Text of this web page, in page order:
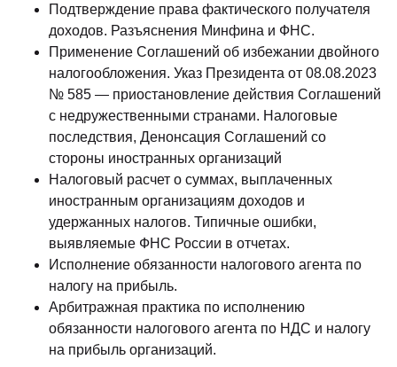
Подтверждение права фактического получателя
доходов. Разъяснения Минфина и ФНС.
Применение Соглашений об избежании двойного
налогообложения. Указ Президента от 08.08.2023
№ 585 — приостановление действия Соглашений
с недружественными странами. Налоговые
последствия, Денонсация Соглашений со
стороны иностранных организаций
Налоговый расчет о суммах, выплаченных
иностранным организациям доходов и
удержанных налогов. Типичные ошибки,
выявляемые ФНС России в отчетах.
Исполнение обязанности налогового агента по
налогу на прибыль.
Арбитражная практика по исполнению
обязанности налогового агента по НДС и налогу
на прибыль организаций.